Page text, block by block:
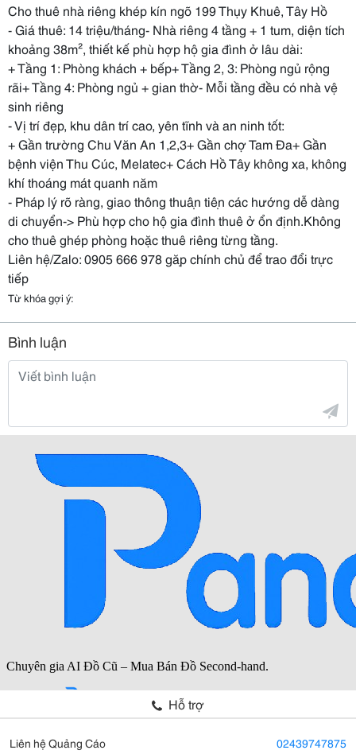
Cho thuê nhà riêng khép kín ngõ 199 Thụy Khuê, Tây Hồ
- Giá thuê: 14 triệu/tháng- Nhà riêng 4 tầng + 1 tum, diện tích
khoảng 38m², thiết kế phù hợp hộ gia đình ở lâu dài:
+ Tầng 1: Phòng khách + bếp+ Tầng 2, 3: Phòng ngủ rộng
rãi+ Tầng 4: Phòng ngủ + gian thờ- Mỗi tầng đều có nhà vệ
sinh riêng
- Vị trí đẹp, khu dân trí cao, yên tĩnh và an ninh tốt:
+ Gần trường Chu Văn An 1,2,3+ Gần chợ Tam Đa+ Gần
bệnh viện Thu Cúc, Melatec+ Cách Hồ Tây không xa, không
khí thoáng mát quanh năm
- Pháp lý rõ ràng, giao thông thuận tiện các hướng dễ dàng
di chuyển-> Phù hợp cho hộ gia đình thuê ở ổn định.Không
cho thuê ghép phòng hoặc thuê riêng từng tầng.
Liên hệ/Zalo: 0905 666 978 gặp chính chủ để trao đổi trực
tiếp
Từ khóa gợi ý:
Bình luận
Hỗ trợ
Liên hệ Quảng Cáo 02439747875